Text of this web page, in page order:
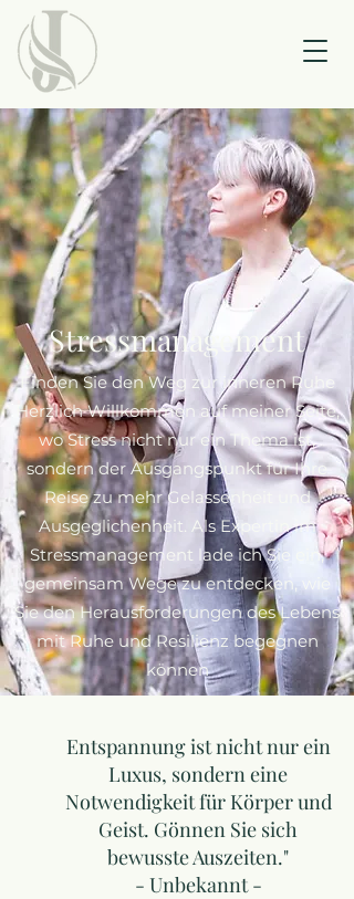
Stressmanagement
Finden Sie den Weg zur inneren Ruhe
Herzlich Willkommen auf meiner Seite,
wo Stress nicht nur ein Thema ist,
sondern der Ausgangspunkt für Ihre
Reise zu mehr Gelassenheit und
Ausgeglichenheit. Als Expertin im
Stressmanagement lade ich Sie ein,
gemeinsam Wege zu entdecken, wie
Sie den Herausforderungen des Lebens
mit Ruhe und Resilienz begegnen
können
Entspannung ist nicht nur ein
Luxus, sondern eine
Notwendigkeit für Körper und
Geist. Gönnen Sie sich
bewusste Auszeiten."
- Unbekannt -